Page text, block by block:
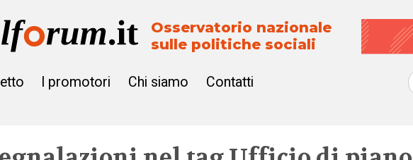
Osservatorio nazionale
sulle politiche sociali
I promotori Chi siamo Contatti